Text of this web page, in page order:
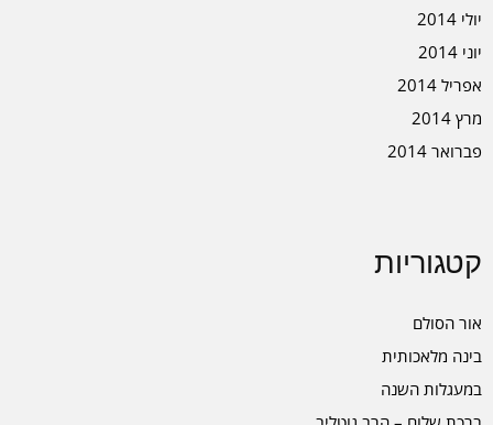
יולי 2014
יוני 2014
אפריל 2014
מרץ 2014
פברואר 2014
קטגוריות
אור הסולם
בינה מלאכותית
במעגלות השנה